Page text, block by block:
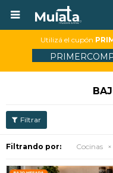

Utilizá el cupón
Filtrando por: Cocinas